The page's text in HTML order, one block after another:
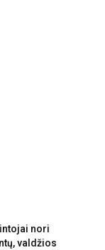
nori
valdžios